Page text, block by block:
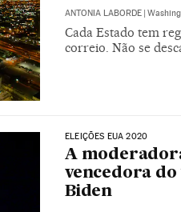
ANTONIA LABORDE
Cada Estado tem
correio. Não se
ELEIÇÕES EUA 2020
A
vencedora
Biden